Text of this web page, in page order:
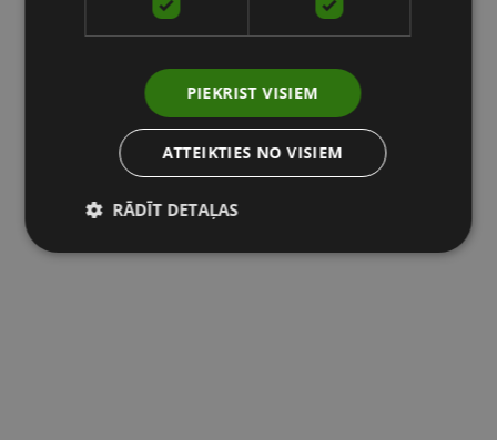
PIEKRIST VISIEM
ATTEIKTIES NO VISIEM
RĀDĪT DETAĻAS